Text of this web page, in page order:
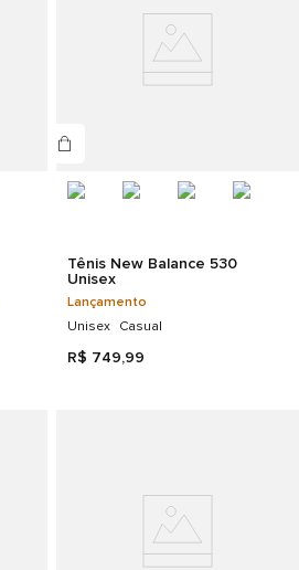
Tênis New Balance 530
Unisex
Lançamento
Unisex
Casual
R$ 749,99